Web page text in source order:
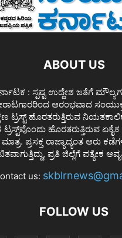
ABOUT US
: ಸ್ಪಷ್ಟ ಉದ್ದೇಶ ಜತೆಗೆ
ಆರಂಭವಾದ
ಟ್ರಸ್ಟ್ ಹೊರತರುತ್ತಿರುವ
ಹೊರತರುತ್ತಿರುವ
ಪ್ರಸಕ್ತ ರಾಜ್ಯಾದ್ಯಂತ ಆರು
ಪ್ರತಿ ಜಿಲ್ಲೆಗೆ ಪತ್ಯೇಕ
us:
FOLLOW US